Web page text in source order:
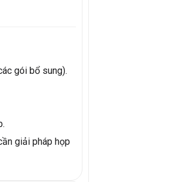
gói bổ sung).
giải pháp họp